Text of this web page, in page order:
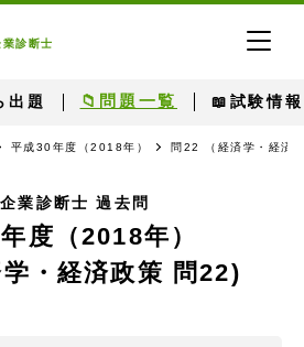
診断士
出題 📁問題一覧 📖試験情報
平成30年度（2018年） 問22 （経済学・経済
業診断士 過去問
度（2018年）
・経済政策 問22)